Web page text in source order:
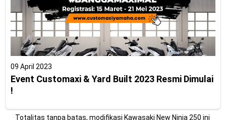
09 April 2023
Event Customaxi & Yard Built 2023 Resmi Dimulai
!
Totalitas tanpa batas, modifikasi Kawasaki New Ninja 250 ini